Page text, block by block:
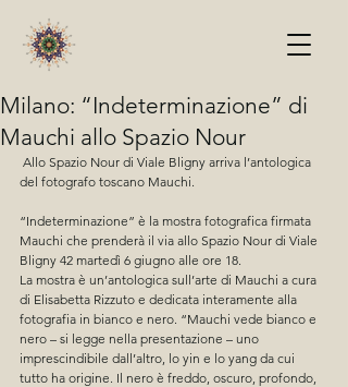
Milano: “Indeterminazione” di
Mauchi allo Spazio Nour
del fotografo toscano Mauchi.
“Indeterminazione” è la mostra fotografica firmata
Mauchi che prenderà il via allo Spazio Nour di Viale
Bligny 42 martedì 6 giugno alle ore 18.
La mostra è un’antologica sull’arte di Mauchi a cura
di Elisabetta Rizzuto e dedicata interamente alla
fotografia in bianco e nero. “Mauchi vede bianco e
nero – si legge nella presentazione – uno
imprescindibile dall’altro, lo yin e lo yang da cui
tutto ha origine. Il nero è freddo, oscuro, profondo,